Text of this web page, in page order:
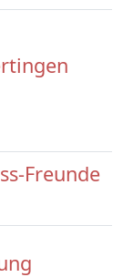
Freunde